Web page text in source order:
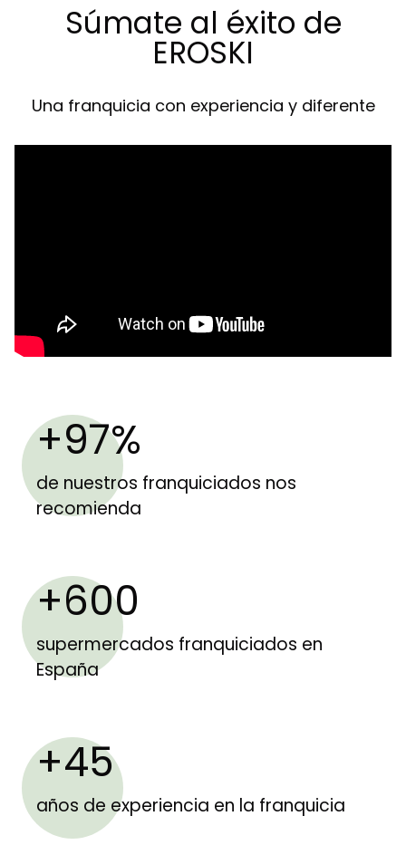
Súmate al éxito de
EROSKI
Una franquicia con experiencia y diferente
+97%
de nuestros franquiciados nos
recomienda
+600
supermercados franquiciados en
España
+45
años de experiencia en la franquicia